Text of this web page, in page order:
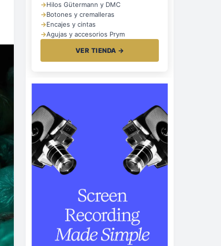
→Hilos Gütermann y DMC
→Botones y cremalleras
→Encajes y cintas
→Agujas y accesorios Prym
VER TIENDA →